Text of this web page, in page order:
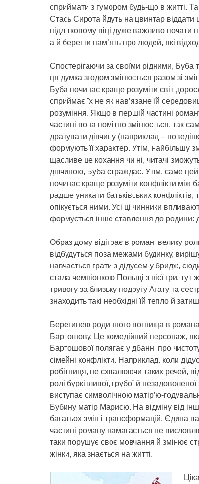
сприймати з гумором будь-що в житті.
Стась Сирота йдуть на цвинтар
підлітковому віці дуже важливо почати
а й берегти пам’ять про людей, які
Спостерігаючи за своїми рідними,
ця думка згодом змінюється разом зі
Буба починає краще розуміти світ
сприймає їх не як нав’язане їй
розуміння. Якщо в першій частині
частині вона помітно змінюється, так
дратувати дівчину (наприклад –
формують її характер. Утім, найбільшу
щасливе це кохання чи ні, читачі
дівчиною, Буба страждає. Утім, саме цей
починає краще розуміти конфлікти між
радше уникати батьківських
опікується ними. Усі ці чинники
формується інше ставлення до родини:
Образ дому відіграє в романі велику
відбудуться поза межами будинку,
навчається грати з дідусем у бридж,
стала чемпіонкою Польщі з цієї гри,
тривогу за близьку подругу Агату та
знаходить такі необхідні їй тепло й
Берегинею родинного вогнища в
Бартошову. Це комедійний персонаж,
Бартошової полягає у дбанні про
сімейні конфлікти. Наприклад, коли
робітниця, не схвалюючи таких речей,
ролі буркітливої, грубої й
виступає символічною матір’ю-
Бубину матір Марисю. На відміну від
багатьох змін і трансформацій. Єдина
частині роману намагається не
таки порушує своє мовчання й змінює
жінки, яка знається на житті.